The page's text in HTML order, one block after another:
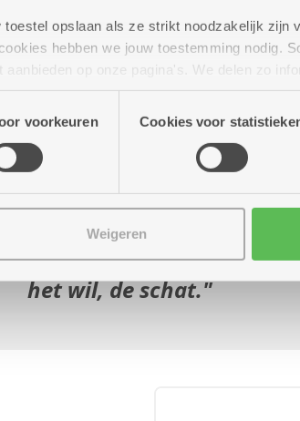
opslaan als ze strikt noodzakelijk zijn
hebben we jouw toestemming nodig.
aanbieden op onze pagina's. We delen zo
social media, advertenties en analyse.
hen verstrekte.
voorkeuren Cookies voor
Weigeren
Lieve, die poetst beter
ze doet het wel
het wil, de schat.